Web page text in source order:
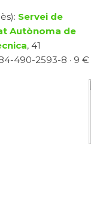
Servei de
Autònoma de
, 41
490-2593-8 · 9 €